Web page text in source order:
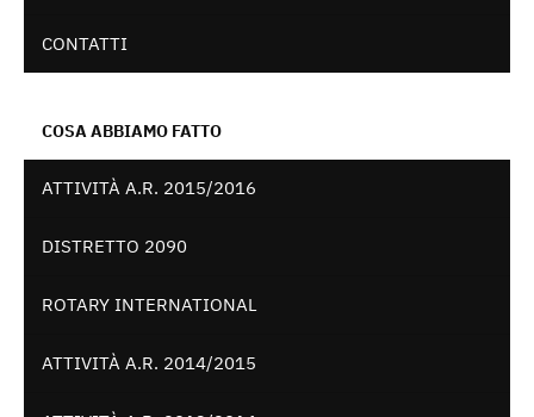
CONTATTI
COSA ABBIAMO FATTO
ATTIVITÀ A.R. 2015/2016
DISTRETTO 2090
ROTARY INTERNATIONAL
ATTIVITÀ A.R. 2014/2015